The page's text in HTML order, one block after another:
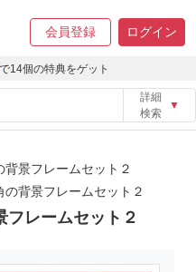
会員登録 ログイン
で14個の特典をゲット
詳細
検索
▼
背景フレームセット２
の背景フレームセット２
フレームセット２